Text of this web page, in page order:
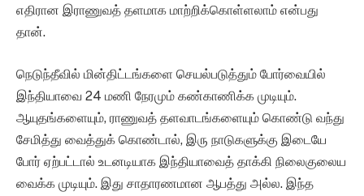
எதிரான இராணுவத் தளமாக மாற்றிக்கொள்ளலாம் என்பது
தான்.
நெடுந்தீவில் மின்திட்டங்களை செயல்படுத்தும் போர்வையில்
இந்தியாவை 24 மணி நேரமும் கண்காணிக்க முடியும்.
ஆயுதங்களையும், ராணுவத் தளவாடங்களையும் கொண்டு வந்து
சேமித்து வைத்துக் கொண்டால், இரு நாடுகளுக்கு இடையே
போர் ஏற்பட்டால் உடனடியாக இந்தியாவைத் தாக்கி நிலைகுலைய
வைக்க முடியும். இது சாதாரணமான ஆபத்து அல்ல. இந்த